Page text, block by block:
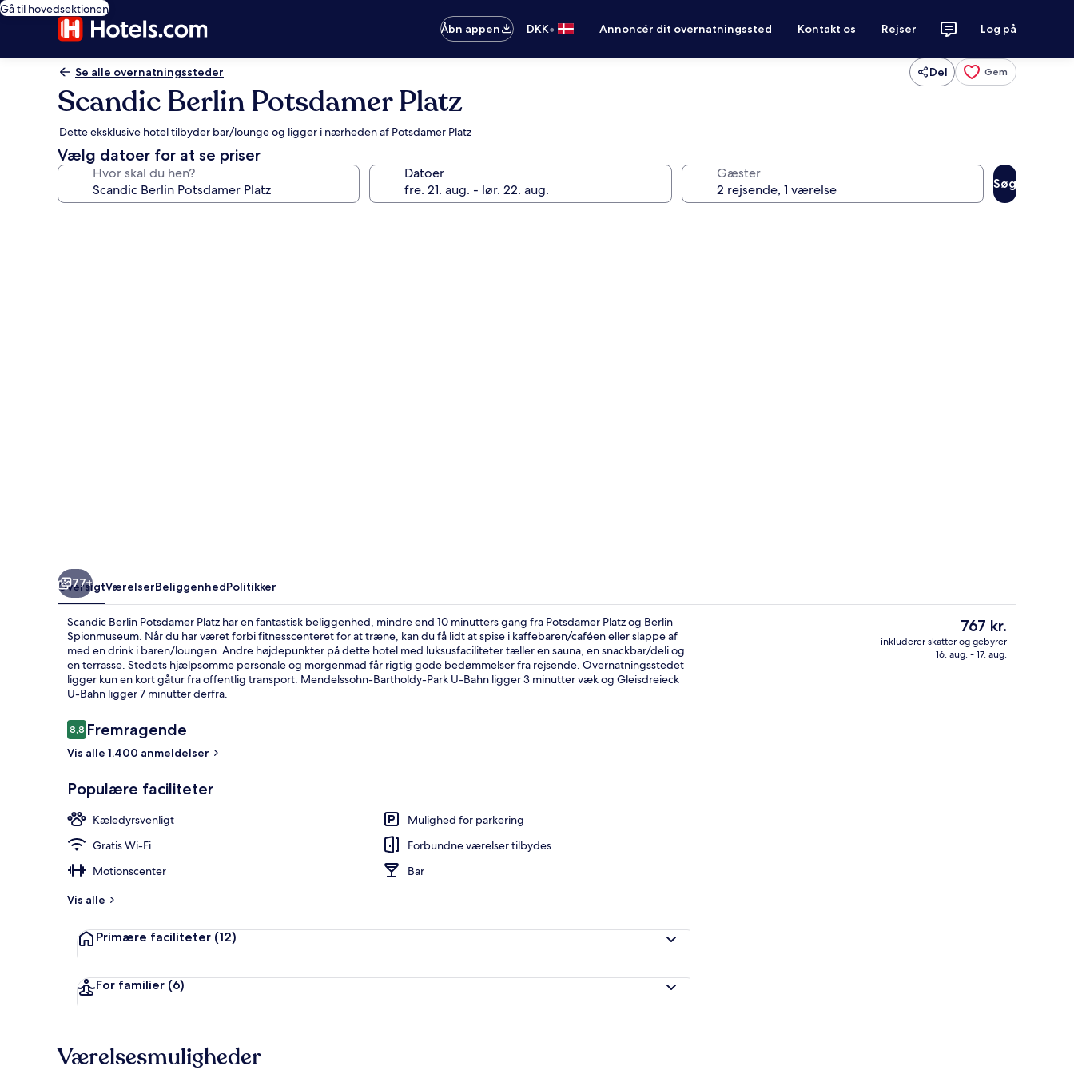
Gå til hovedsektionen
Åbn appen
DKK• Annoncér dit overnatningssted Kontakt os Rejser Log på
Se alle overnatningssteder Del Gem
Scandic Berlin Potsdamer Platz
Dette eksklusive hotel tilbyder bar/lounge og ligger i nærheden af Potsdamer Platz
Vælg datoer for at se priser
Hvor skal du hen? Datoer Gæster
Søg
Bar (på overnatningsstedet) Superior-dobbeltværelse |
77+
OversigtVærelserBeliggenhedPolitikker
Scandic Berlin Potsdamer Platz har en fantastisk beliggenhed, mindre end 10 minutters gang fra Potsdamer Platz og Berlin
Spionmuseum. Når du har været forbi fitnesscenteret for at træne, kan du få lidt at spise i kaffebaren/caféen eller slappe af
med en drink i baren/loungen. Andre højdepunkter på dette hotel med luksusfaciliteter tæller en sauna, en snackbar/deli og
en terrasse. Stedets hjælpsomme personale og morgenmad får rigtig gode bedømmelser fra rejsende. Overnatningsstedet
ligger kun en kort gåtur fra offentlig transport: Mendelssohn-Bartholdy-Park U-Bahn ligger 3 minutter væk og Gleisdreieck
U-Bahn ligger 7 minutter derfra.
Anmeldelser
8,88,8 ud af 10.
Fremragende
Vis alle 1.400 anmeldelser
Populære faciliteter
Kæledyrsvenligt
Mulighed for parkering
Gratis Wi-Fi
Forbundne værelser tilbydes
Motionscenter
Bar
Vis alle
Primære faciliteter (12)
For familier (6)
Den
nuværende
pris
767 kr.
inkluderer skatter og gebyrer
16. aug. - 17. aug.
Værelsesmuligheder